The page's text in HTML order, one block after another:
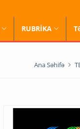
RUBRİKA
Ana Səhifə